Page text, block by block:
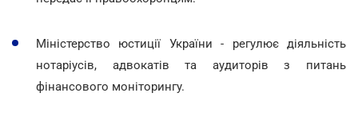
Міністерство юстиції України - регулює діяльність
нотаріусів, адвокатів та аудиторів з питань
фінансового моніторингу.